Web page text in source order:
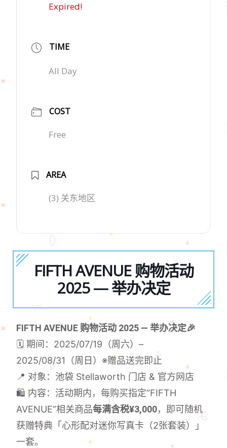
Expired!
TIME
All Day
COST
Free
AREA
(3) 关东地区
FIFTH AVENUE 购物活动
2025 — 举办决定
FIFTH AVENUE 购物活动 2025 — 举办决定🎉
🗓️ 期间：2025/07/19（周六）–
2025/08/31（周日）※赠品送完即止
📍 对象：池袋 Stellaworth 门店 & 官方网店
🛍️ 内容：活动期内，每购买指定“FIFTH
AVENUE”相关商品每满含税¥3,000，即可随机
获赠特典「心形配对迷你写真卡（2张套装）」
一套。